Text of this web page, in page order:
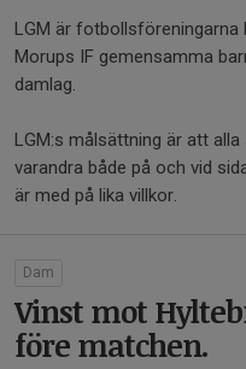
LGM är fotbollsföreningarna
Morups IF gemensamma
damlag.
LGM:s målsättning är att
varandra både på och vid
är med på lika villkor.
Dam
Vinst mot
före matchen.